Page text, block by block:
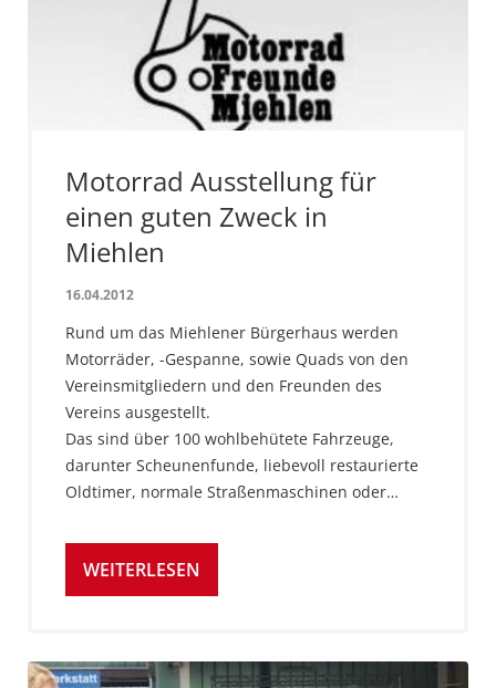
Motorrad Ausstellung für
einen guten Zweck in
Miehlen
16.04.2012
Rund um das Miehlener Bürgerhaus werden
Motorräder, -Gespanne, sowie Quads von den
Vereinsmitgliedern und den Freunden des
Vereins ausgestellt.
Das sind über 100 wohlbehütete Fahrzeuge,
darunter Scheunenfunde, liebevoll restaurierte
Oldtimer, normale Straßenmaschinen oder…
WEITERLESEN